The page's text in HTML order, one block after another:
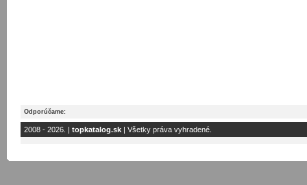
Odporúčame:
2008 - 2026. | topkatalog.sk | Všetky práva vyhradené.